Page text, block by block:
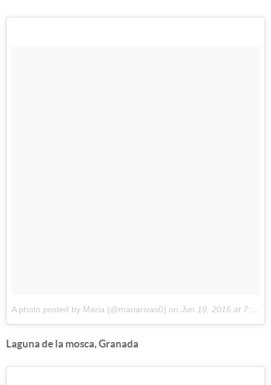
A photo posted by Maria (@mariarivas0) on Jun 19, 2016 at 7:41am PDT
Laguna de la mosca, Granada